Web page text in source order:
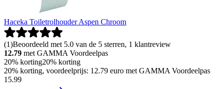
Haceka Toiletrolhouder Aspen Chroom
(1)Beoordeeld met 5.0 van de 5 sterren, 1 klantreview
12.79 met GAMMA Voordeelpas
20% korting20% korting
20% korting, voordeelprijs: 12.79 euro met GAMMA Voordeelpas
15.99